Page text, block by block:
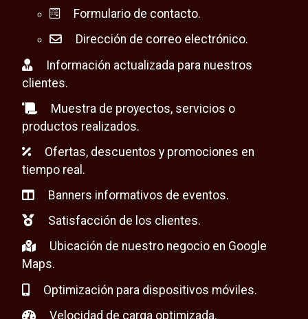
Formulario de contacto.
Dirección de correo electrónico.
Información actualizada para nuestros
clientes.
Muestra de proyectos, servicios o
productos realizados.
Ofertas, descuentos y promociones en
tiempo real.
Banners informativos de eventos.
Satisfacción de los clientes.
Ubicación de nuestro negocio en Google
Maps.
Optimización para dispositivos móviles.
Velocidad de carga optimizada.